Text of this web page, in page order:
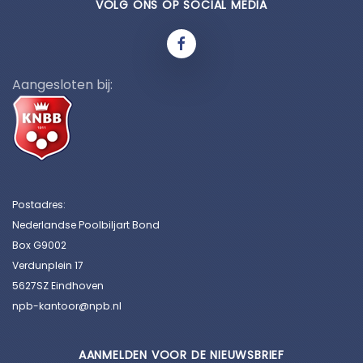
VOLG ONS OP SOCIAL MEDIA
Aangesloten bij:
Postadres:
Nederlandse Poolbiljart Bond
Box G9002
Verdunplein 17
5627SZ Eindhoven
npb-kantoor@npb.nl
AANMELDEN VOOR DE NIEUWSBRIEF